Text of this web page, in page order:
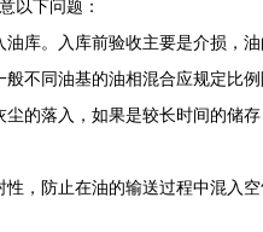
以下问题：
库。入库前验收主要是介损，
不同油基的油相混合应规定比
的落入，如果是较长时间的储
，防止在油的输送过程中混入